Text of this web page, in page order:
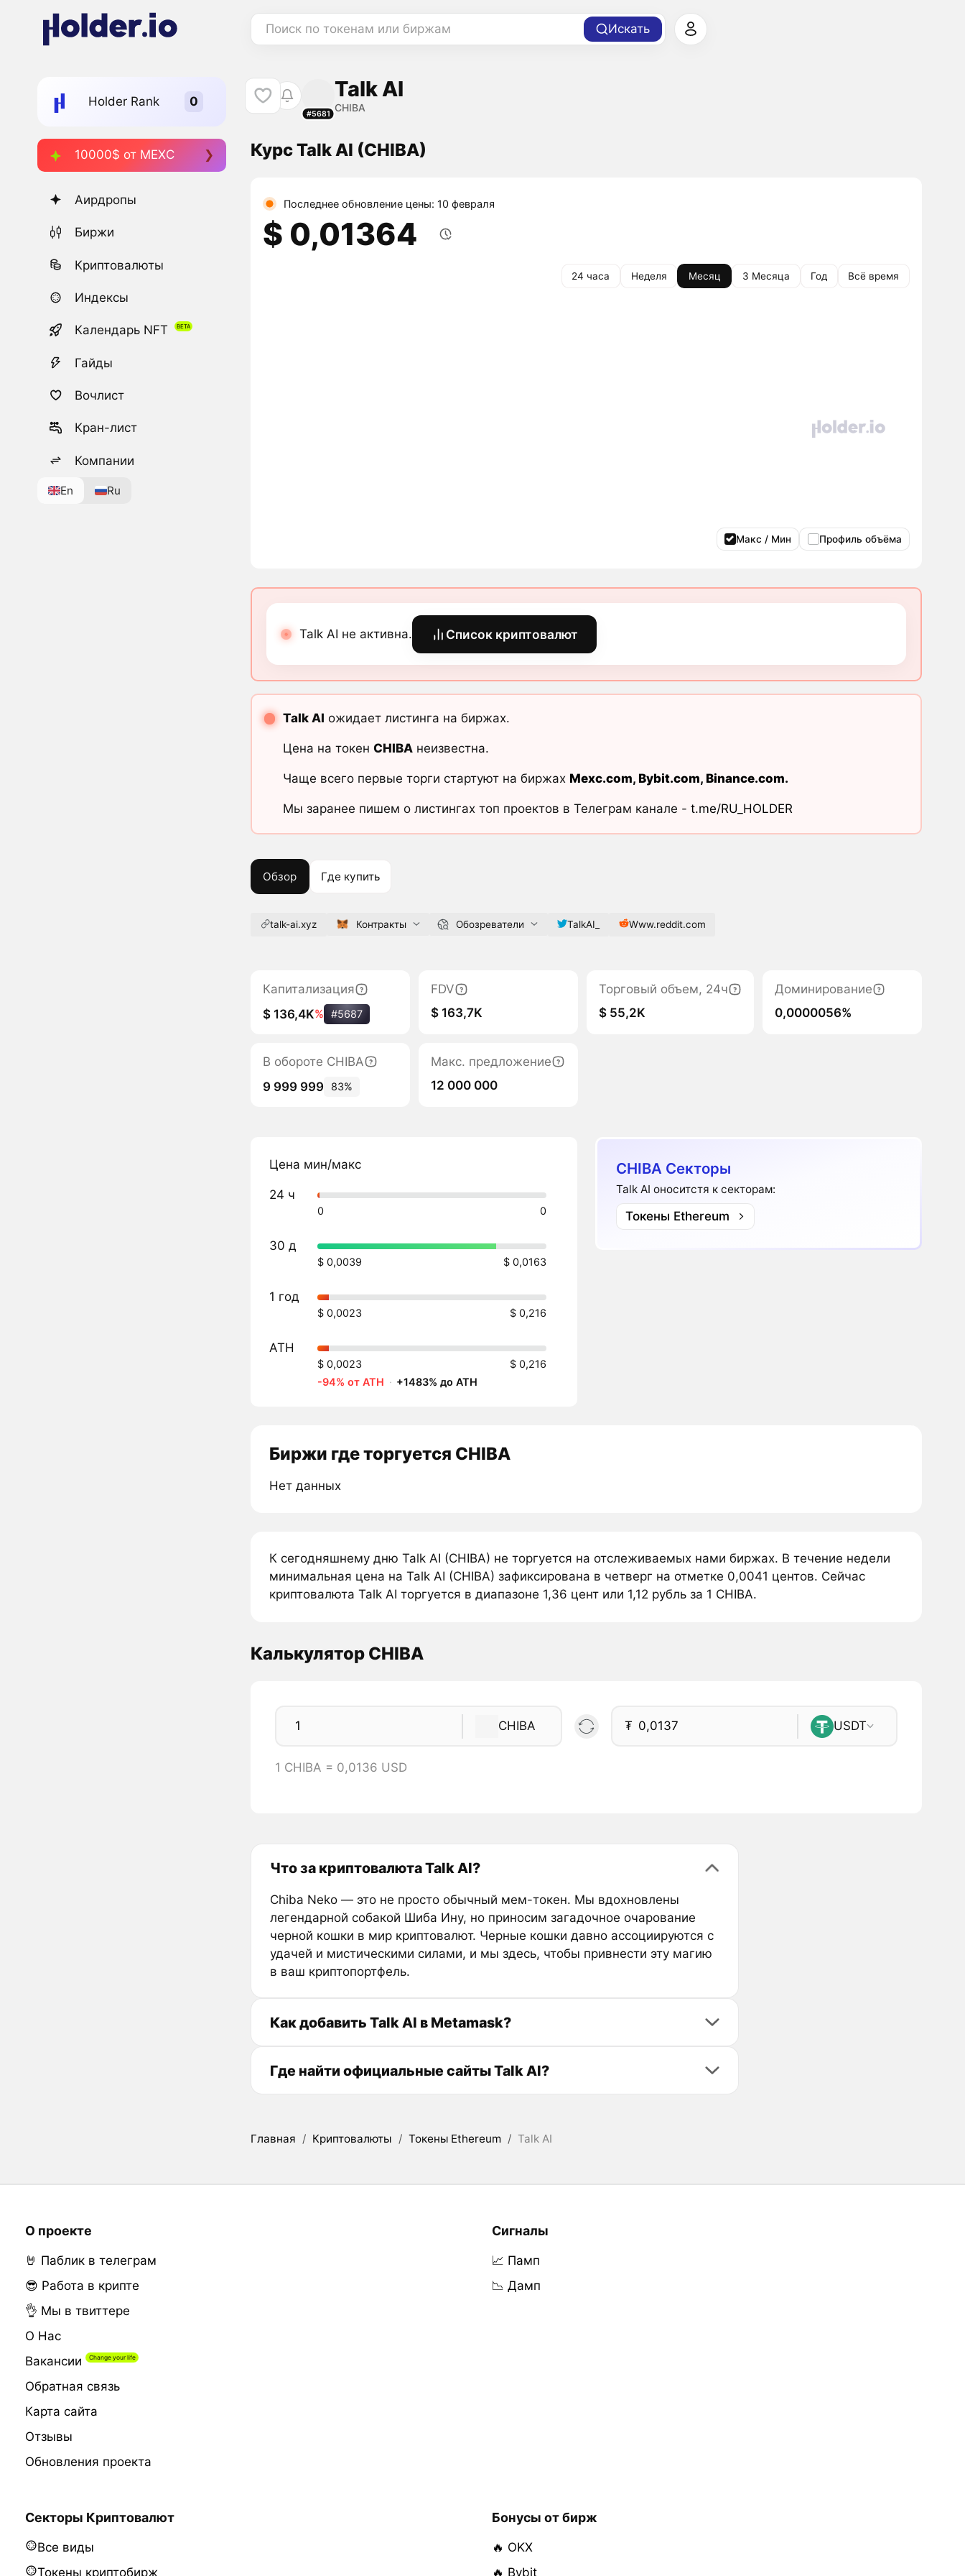
Поиск по токенам или биржам Искать
Holder Rank
10000$ от MEXC
Аирдропы
Биржи
Криптовалюты
Индексы
Календарь NFT
Гайды
Вочлист
Кран-лист
Компании
En Ru
#5681
Talk AI
CHIBA
Курс Talk AI (CHIBA)
Последнее обновление цены: 10 февраля
$ 0,01364
24 часа Неделя Месяц 3 Месяца Год Всё время
Макс / Мин Профиль объёма
Talk AI не активна. Список криптовалют
Talk AI ожидает листинга на биржах.
Цена на токен CHIBAнеизвестна.
Чаще всего первые торги стартуют на биржах Mexc.com, Bybit.com, Binance.com.
Мы заранее пишем о листингах топ проектов в Телеграм канале - t.me/RU_HOLDER
Обзор Где купить
talk-ai.xyz Контракты Обозреватели TalkAI_ Www.reddit.com
Капитализация
$ 136,4K% #5687
FDV
$ 163,7K
Торговый объем, 24ч
$ 55,2K
Доминирование
0,0000056%
В обороте CHIBA
9 999 999
83%
Макс. предложение
12 000 000
Цена мин/макс
24 ч
0 0
30 д
$ 0,0039 $ 0,0163
1 год
$ 0,0023 $ 0,216
ATH
$ 0,0023
$ 0,216
-94% от ATH · +1483% до ATH
CHIBA Секторы
Talk AI оноситстя к секторам:
Токены Ethereum
Биржи где торгуется CHIBA
Нет данных
К сегодняшнему дню Talk AI (CHIBA) не торгуется на отслеживаемых нами биржах. В течение недели
минимальная цена на Talk AI (CHIBA) зафиксирована в четверг на отметке 0,0041 центов. Сейчас
криптовалюта Talk AI торгуется в диапазоне 1,36 цент или 1,12 рубль за 1 CHIBA.
Калькулятор CHIBA
CHIBA ₮ USDT
1 CHIBA = 0,0136 USD
Что за криптовалюта Talk AI?
Chiba Neko — это не просто обычный мем-токен. Мы вдохновлены
легендарной собакой Шиба Ину, но приносим загадочное очарование
черной кошки в мир криптовалют. Черные кошки давно ассоциируются с
удачей и мистическими силами, и мы здесь, чтобы привнести эту магию
в ваш криптопортфель.
Как добавить Talk AI в Metamask?
Где найти официальные сайты Talk AI?
Главная / Криптовалюты / Токены Ethereum / Talk AI
О проекте
🤘 Паблик в телеграм
😎 Работа в крипте
👌 Мы в твиттере
О Нас
Вакансии
Обратная связь
Карта сайта
Отзывы
Обновления проекта
Сигналы
📈 Памп
📉 Дамп
Секторы Криптовалют
Все виды
Токены криптобирж
Бонусы от бирж
🔥 OKX
🔥 Bybit